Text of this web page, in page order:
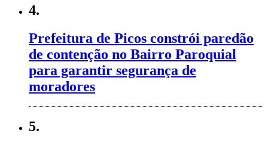
4.
Prefeitura de Picos constrói paredão
de contenção no Bairro Paroquial
para garantir segurança de
moradores
5.